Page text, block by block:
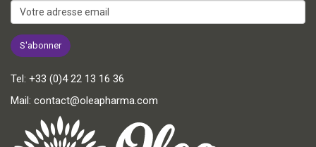
Tel: +33 (0)4 22 13 16 36
Mail: contact@oleapharma.com